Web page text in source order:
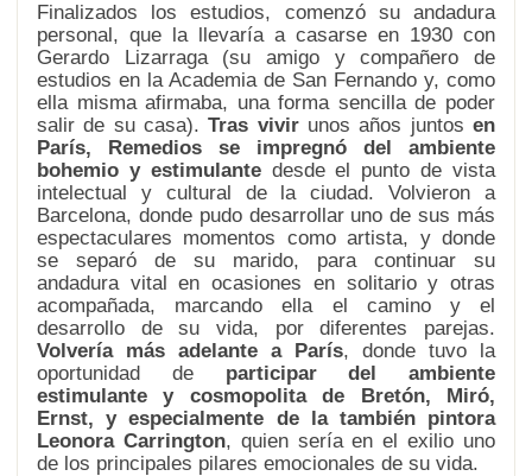
Finalizados los estudios, comenzó su andadura
personal, que la llevaría a casarse en 1930 con
Gerardo Lizarraga (su amigo y compañero de
estudios en la Academia de San Fernando y, como
ella misma afirmaba, una forma sencilla de poder
salir de su casa).Tras vivirunos años juntosen
París, Remedios se impregnó del ambiente
bohemio y estimulantedesde el punto de vista
intelectual y cultural de la ciudad. Volvieron a
Barcelona, donde pudo desarrollar uno de sus más
espectaculares momentos como artista, y donde
se separó de su marido, para continuar su
andadura vital en ocasiones en solitario y otras
acompañada, marcando ella el camino y el
desarrollo de su vida, por diferentes parejas.
Volvería más adelante a París, donde tuvo la
oportunidad de participar del ambiente
estimulante y cosmopolita de Bretón, Miró,
Ernst, y especialmente de la también pintora
Leonora Carrington, quien sería en el exilio uno
de los principales pilares emocionales de su vida.